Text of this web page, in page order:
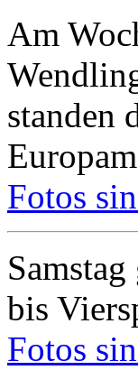
Am
standen
Fotos
bis
Fotos